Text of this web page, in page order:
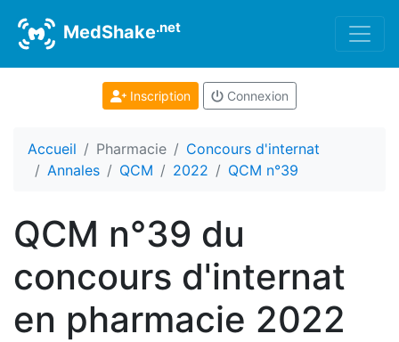
MedShake.net
Inscription Connexion
Accueil Pharmacie
Concours d'internat
Annales
QCM 2022 QCM n°39
QCM n°39 du
concours d'internat
en pharmacie 2022